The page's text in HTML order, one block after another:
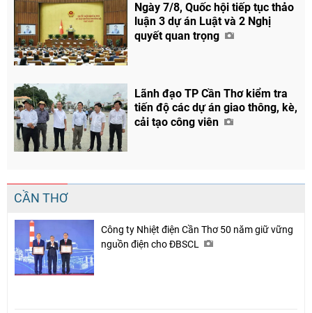
Ngày 7/8, Quốc hội tiếp tục thảo
luận 3 dự án Luật và 2 Nghị
quyết quan trọng
Lãnh đạo TP Cần Thơ kiểm tra
tiến độ các dự án giao thông, kè,
cải tạo công viên
CẦN THƠ
Công ty Nhiệt điện Cần Thơ 50 năm giữ vững
nguồn điện cho ĐBSCL